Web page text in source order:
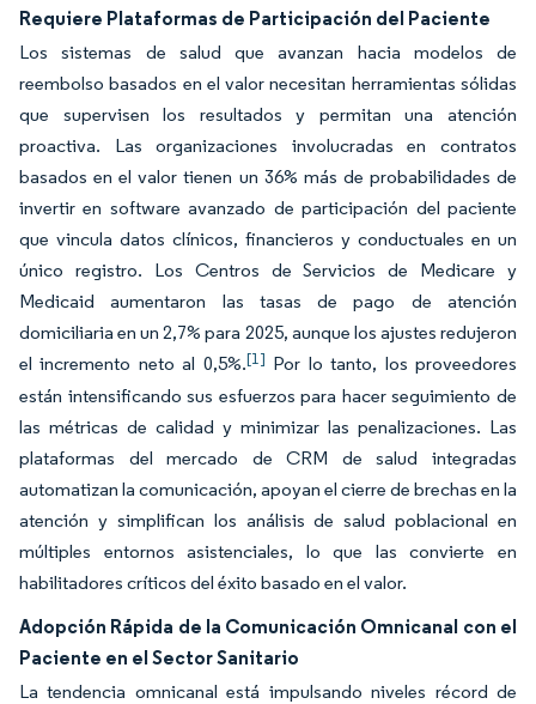
Requiere Plataformas de Participación del Paciente
Los sistemas de salud que avanzan hacia modelos de
reembolso basados en el valor necesitan herramientas sólidas
que supervisen los resultados y permitan una atención
proactiva. Las organizaciones involucradas en contratos
basados en el valor tienen un 36% más de probabilidades de
invertir en software avanzado de participación del paciente
que vincula datos clínicos, financieros y conductuales en un
único registro. Los Centros de Servicios de Medicare y
Medicaid aumentaron las tasas de pago de atención
domiciliaria en un 2,7% para 2025, aunque los ajustes redujeron
el incremento neto al 0,5%.[1] Por lo tanto, los proveedores
están intensificando sus esfuerzos para hacer seguimiento de
las métricas de calidad y minimizar las penalizaciones. Las
plataformas del mercado de CRM de salud integradas
automatizan la comunicación, apoyan el cierre de brechas en la
atención y simplifican los análisis de salud poblacional en
múltiples entornos asistenciales, lo que las convierte en
habilitadores críticos del éxito basado en el valor.
Adopción Rápida de la Comunicación Omnicanal con el
Paciente en el Sector Sanitario
La tendencia omnicanal está impulsando niveles récord de